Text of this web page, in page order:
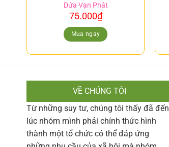
Dứa Vạn Phát
75.000₫
Mua ngay
VỀ CHÚNG TÔI
Từ những suy tư, chúng tôi thấy đã đến
lúc nhóm mình phải chính thức hình
thành một tổ chức có thể đáp ứng